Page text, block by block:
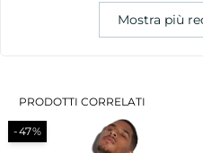
Mostra più
PRODOTTI CORRELATI
-47%